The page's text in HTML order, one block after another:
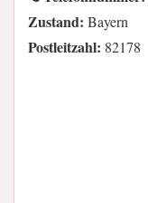
Zustand: Bayern
Postleitzahl: 82178